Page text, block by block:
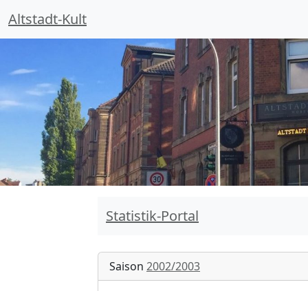
Altstadt-Kult
Statistik-Portal
Saison 2002/2003